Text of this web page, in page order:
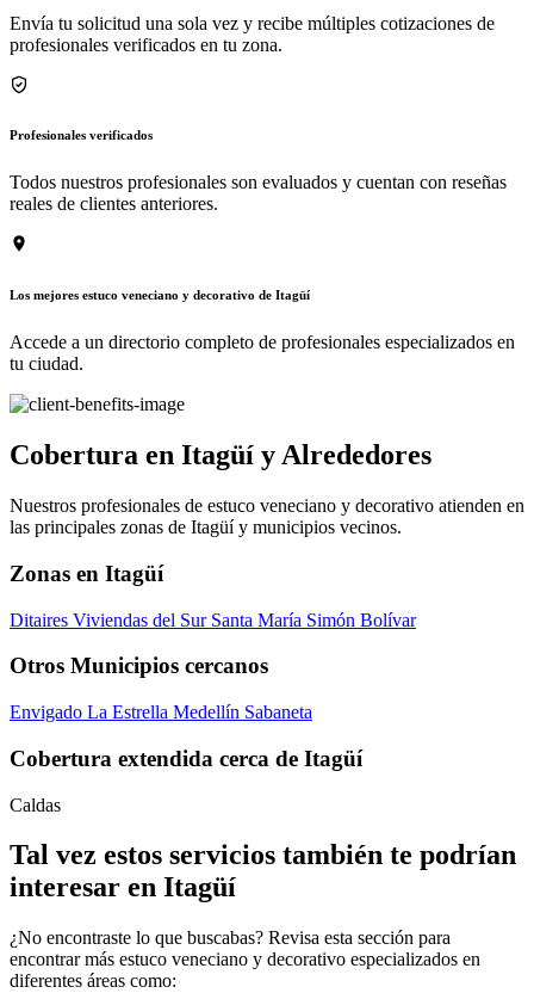
Envía tu solicitud una sola vez y recibe múltiples cotizaciones de
profesionales verificados en tu zona.
Profesionales verificados
Todos nuestros profesionales son evaluados y cuentan con reseñas
reales de clientes anteriores.
Los mejores estuco veneciano y decorativo de Itagüí
Accede a un directorio completo de profesionales especializados en
tu ciudad.
Cobertura en Itagüí y Alrededores
Nuestros profesionales de estuco veneciano y decorativo atienden en
las principales zonas de Itagüí y municipios vecinos.
Zonas en Itagüí
Ditaires Viviendas del Sur Santa María Simón Bolívar
Otros Municipios cercanos
Envigado La Estrella Medellín Sabaneta
Cobertura extendida cerca de Itagüí
Caldas
Tal vez estos servicios también te podrían
interesar en Itagüí
¿No encontraste lo que buscabas? Revisa esta sección para
encontrar más estuco veneciano y decorativo especializados en
diferentes áreas como: